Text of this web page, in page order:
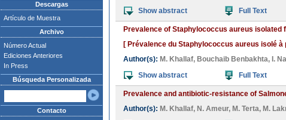
Descargas
Artículo de Muestra
Archivo
Número Actual
Ediciones Anteriores
In Press
Búsqueda Personalizada
Contacto
Show abstract
Full Text
Prevalence of Staphylococcus aureus
[ Prévalence du Staphylococcus aureus isolé
Author(s): M. Khallaf, Bouchaib Benbakhta, I.
Show abstract
Full Text
Prevalence and antibiotic-resistance of
Author(s): M. Khallaf, N. Ameur, M. Terta, M.